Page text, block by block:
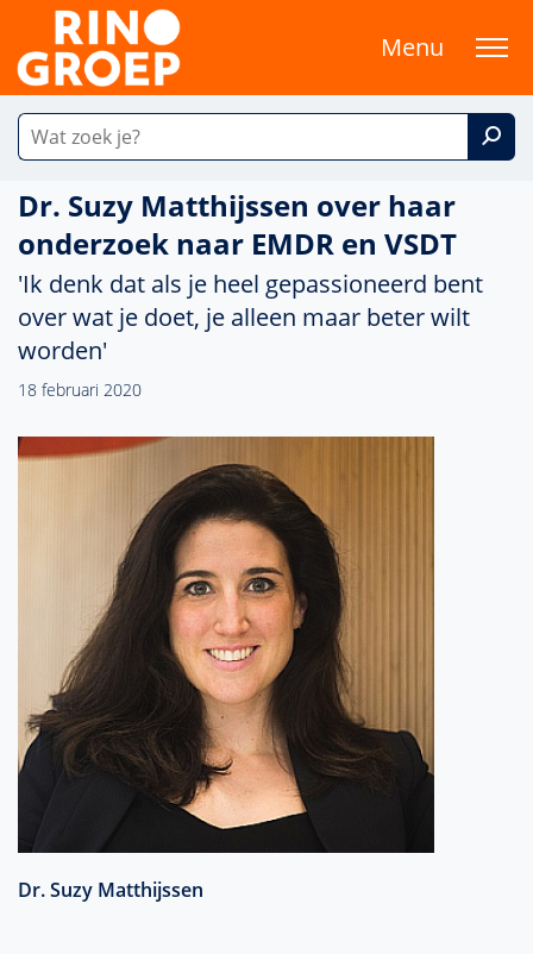
Menu
Dr. Suzy Matthijssen over haar
onderzoek naar EMDR en VSDT
'Ik denk dat als je heel gepassioneerd bent
over wat je doet, je alleen maar beter wilt
worden'
18 februari 2020
Dr. Suzy Matthijssen